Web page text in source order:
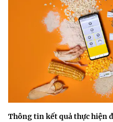
Thông tin kết quả thực hiện